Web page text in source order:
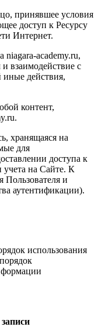
принявшее условия
доступ к Ресурсу
Интернет.
niagara-academy.ru,
взаимодействие с
действия,
контент,
хранящаяся на
для
доступа к
на Сайте. К
Пользователя и
аутентификации).
использования